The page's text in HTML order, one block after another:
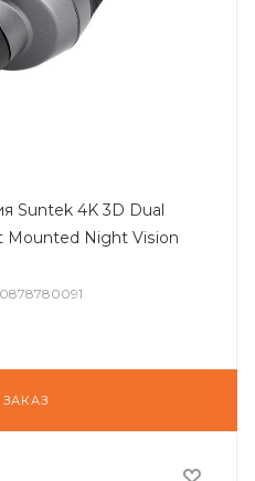
Suntek 4K 3D Dual
Mounted Night Vision